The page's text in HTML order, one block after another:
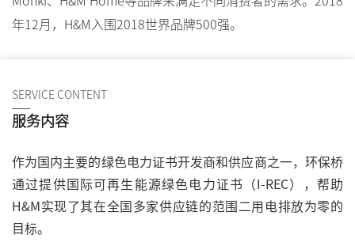
年12月，H&M入围2018世界品牌500强。
SERVICE CONTENT
服务内容
作为国内主要的绿色电力证书开发商和供应商之一， 环保桥
通过提供国际可再生能源绿色电力证书（I-REC），帮助
H&M实现了其在全国多家供应链的范围二用电排放为零的
目标。